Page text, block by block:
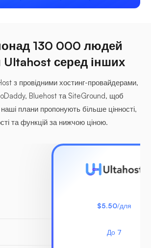
130 000 людей
серед інших
з провідними хостинг-провайдерами,
Bluehost та SiteGround, щоб
плани пропонують більше цінності,
та функцій за нижчою ціною.
$5.50/для
До 7